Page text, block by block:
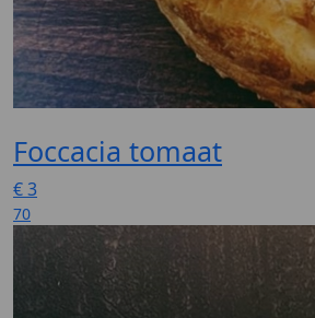
Foccacia tomaat
€3
70